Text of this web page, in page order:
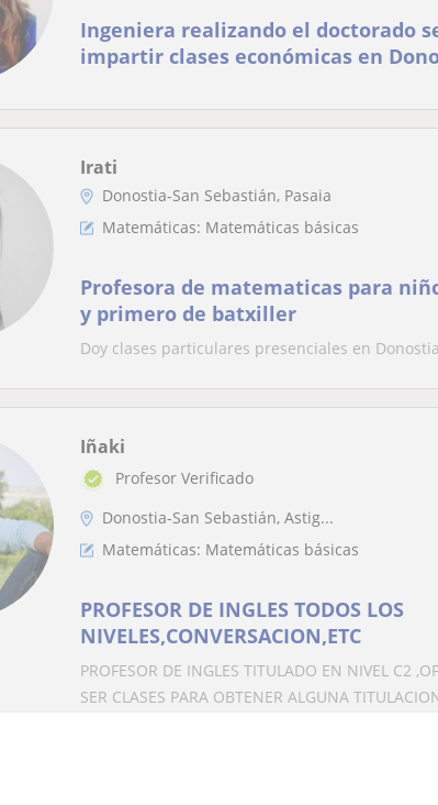
Ingeniera realizando el doctorado
impartir clases económicas en
Irati
Donostia-San Sebastián, Pasaia
Matemáticas: Matemáticas básicas
Profesora de matematicas para
y primero de batxiller
Doy clases particulares presenciales en Donostia
Iñaki
Profesor Verificado
Donostia-San Sebastián, Astig...
Matemáticas: Matemáticas básicas
PROFESOR DE INGLES TODOS LOS
NIVELES,CONVERSACION,ETC
PROFESOR DE INGLES TITULADO EN NIVEL C2
SER CLASES PARA OBTENER ALGUNA